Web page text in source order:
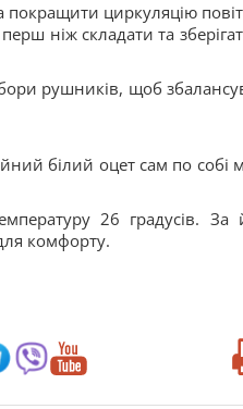
циркуляцію
ніж складати та
рушників, щоб
білий оцет сам по собі
26 градусів. За
комфорту.